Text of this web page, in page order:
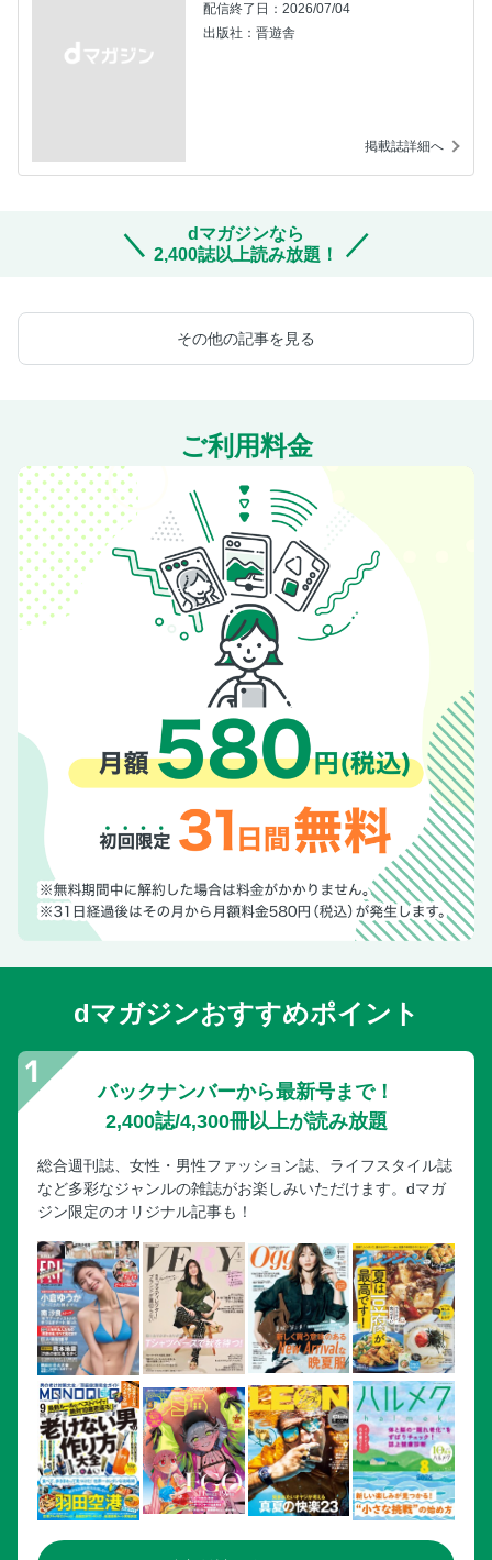
配信終了日：2026/07/04
出版社：晋遊舎
掲載誌詳細へ
dマガジンなら
2,400誌以上読み放題！
その他の記事を見る
ご利用料金
dマガジンおすすめポイント
バックナンバーから最新号まで！
2,400誌/4,300冊以上が読み放題
総合週刊誌、女性・男性ファッション誌、ライフスタイル誌
など多彩なジャンルの雑誌がお楽しみいただけます。dマガ
ジン限定のオリジナル記事も！